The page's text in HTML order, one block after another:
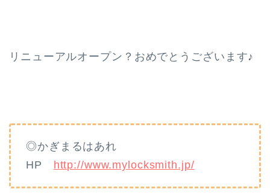
リニューアルオープン？おめでとうございます♪
◎かぎまるはあれ
HP http://www.mylocksmith.jp/